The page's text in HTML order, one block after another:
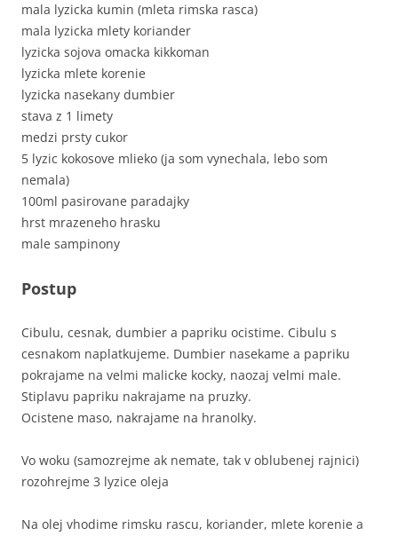
mala lyzicka kumin (mleta rimska rasca)
mala lyzicka mlety koriander
lyzicka sojova omacka kikkoman
lyzicka mlete korenie
lyzicka nasekany dumbier
stava z 1 limety
medzi prsty cukor
5 lyzic kokosove mlieko (ja som vynechala, lebo som
nemala)
100ml pasirovane paradajky
hrst mrazeneho hrasku
male sampinony
Postup
Cibulu, cesnak, dumbier a papriku ocistime. Cibulu s
cesnakom naplatkujeme. Dumbier nasekame a papriku
pokrajame na velmi malicke kocky, naozaj velmi male.
Stiplavu papriku nakrajame na pruzky.
Ocistene maso, nakrajame na hranolky.
Vo woku (samozrejme ak nemate, tak v oblubenej rajnici)
rozohrejme 3 lyzice oleja
Na olej vhodime rimsku rascu, koriander, mlete korenie a